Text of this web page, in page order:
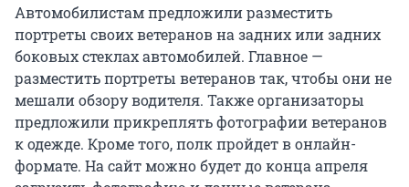
Автомобилистам предложили разместить
портреты своих ветеранов на задних или задних
боковых стеклах автомобилей. Главное —
разместить портреты ветеранов так, чтобы они не
мешали обзору водителя. Также организаторы
предложили прикреплять фотографии ветеранов
к одежде. Кроме того, полк пройдет в онлайн-
формате. На сайт можно будет до конца апреля